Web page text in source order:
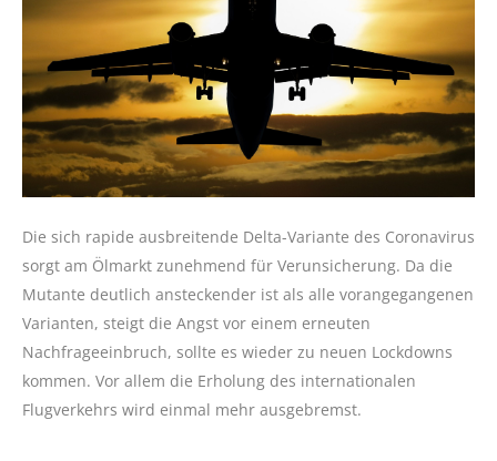
Die sich rapide ausbreitende Delta-Variante des Coronavirus
sorgt am Ölmarkt zunehmend für Verunsicherung. Da die
Mutante deutlich ansteckender ist als alle vorangegangenen
Varianten, steigt die Angst vor einem erneuten
Nachfrageeinbruch, sollte es wieder zu neuen Lockdowns
kommen. Vor allem die Erholung des internationalen
Flugverkehrs wird einmal mehr ausgebremst.